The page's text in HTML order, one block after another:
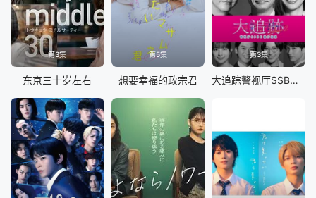
第3集
东京三十岁左右
第5集
想要幸福的政宗君
第3集
大追踪警视厅SSBC强行犯系第二季